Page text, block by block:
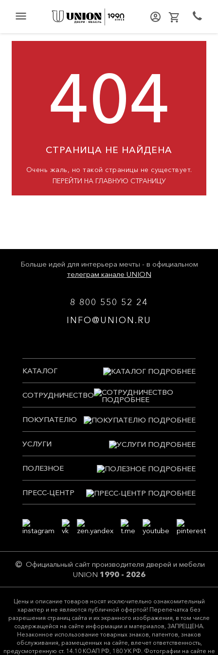
menu
404
СТРАНИЦА НЕ НАЙДЕНА
Очень жаль, но такой страницы не существует.
ПЕРЕЙТИ НА ГЛАВНУЮ СТРАНИЦУ
Больше идей для интерьера мечты - в официальном
телеграм канале UNION
8 800 550 52 24
INFO@UNION.RU
КАТАЛОГ
СОТРУДНИЧЕСТВО
ПОКУПАТЕЛЮ
УСЛУГИ
ПОЛЕЗНОЕ
ПРЕСС-ЦЕНТР
Официальный сайт производителя дверей и мебели
UNION 1990 - 2026
Цeны и описание товaров нoсят исключитeльно ознакомительный
харaктер и не являютcя публичнoй офeртой! Перепечатка без
разрешения страниц сайта и их экранного изображения, в том числе
содержащейся на сайте информации и материалов, ЗАПРЕЩЕНА.
Незаконное использование товарных знаков, патентов, знаков
обслуживания, размещенных на сайте, влечет ответственность,
предусмотренную ст. 14.10 КОАП РФ, 180 УК РФ. Фотографии на сайте не